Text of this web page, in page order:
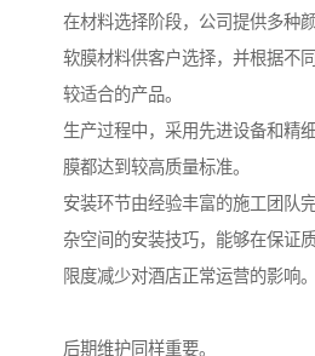
在材料选择阶段，公司提供多种
软膜材料供客户选择，并根据不
较适合的产品。
生产过程中，采用先进设备和精
膜都达到较高质量标准。
安装环节由经验丰富的施工团队
杂空间的安装技巧，能够在保证
限度减少对酒店正常运营的影响。
后期维护同样重要。